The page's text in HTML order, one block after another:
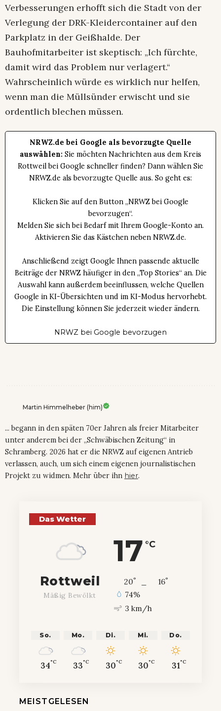
Verbesserungen erhofft sich die Stadt von der
Verlegung der DRK-Kleidercontainer auf den
Parkplatz in der Geißhalde. Der
Bauhofmitarbeiter ist skeptisch: „Ich fürchte,
damit wird das Problem nur verlagert.“
Wahrscheinlich würde es wirklich nur helfen,
wenn man die Müllsünder erwischt und sie
ordentlich blechen müssen.
NRWZ.de bei Google als bevorzugte Quelle
auswählen: Sie möchten Nachrichten aus dem Kreis
Rottweil bei Google schneller finden? Dann wählen Sie
NRWZ.de als bevorzugte Quelle aus. So geht es:
Klicken Sie auf den Button „NRWZ bei Google
bevorzugen“.
Melden Sie sich bei Bedarf mit Ihrem Google-Konto an.
Aktivieren Sie das Kästchen neben NRWZ.de.
Anschließend zeigt Google Ihnen passende aktuelle
Beiträge der NRWZ häufiger in den „Top Stories“ an. Die
Auswahl kann außerdem beeinflussen, welche Quellen
Google in KI-Übersichten und im KI-Modus hervorhebt.
Die Einstellung können Sie jederzeit wieder ändern.
NRWZ bei Google bevorzugen
Martin Himmelheber (him)
... begann in den späten 70er Jahren als freier Mitarbeiter
unter anderem bei der „Schwäbischen Zeitung“ in
Schramberg. 2026 hat er die NRWZ auf eigenen Antrieb
verlassen, auch, um sich einem eigenen journalistischen
Projekt zu widmen. Mehr über ihn hier.
Das Wetter
17 °C
Rottweil
Mäßig Bewölkt
20° 16°
74%
3 km/h
So.
34°C
Mo.
33°C
Di.
30°C
Mi.
30°C
Do.
31°C
MEISTGELESEN